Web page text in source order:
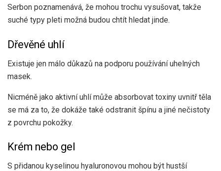
Serbon poznamenává, že mohou trochu vysušovat, takže
suché typy pleti možná budou chtít hledat jinde.
Dřevěné uhlí
Existuje jen málo důkazů na podporu používání uhelných
masek.
Nicméně jako aktivní uhlímůže absorbovat toxiny uvnitř těla
se má za to, že dokáže také odstranit špínu a jiné nečistoty
z povrchu pokožky.
Krém nebo gel
S přidanou kyselinou hyaluronovou mohou být hustší